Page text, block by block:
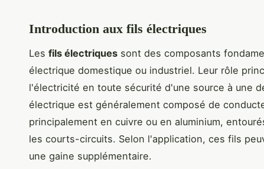
Introduction aux fils électriques
Les fils électriques sont des composants
électrique domestique ou industriel. Leur rôle
l'électricité en toute sécurité d'une source à une
électrique est généralement composé de
principalement en cuivre ou en aluminium,
les courts-circuits. Selon l'application, ces fils
une gaine supplémentaire.